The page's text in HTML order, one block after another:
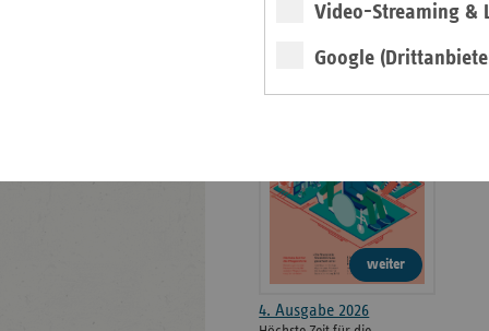
Video-Streaming &
Google
ePaper
weiter
4. Ausgabe 2026